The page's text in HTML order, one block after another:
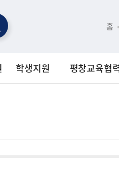
검
홈
학생지원 평창교육협